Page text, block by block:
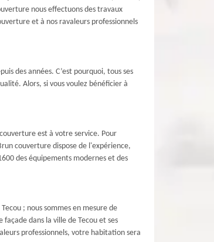
nous effectuons des travaux
et à nos ravaleurs professionnels
des années. C’est pourquoi, tous ses
Alors, si vous voulez bénéficier à
est à votre service. Pour
couverture dispose de l'expérience,
des équipements modernes et des
; nous sommes en mesure de
dans la ville de Tecou et ses
professionnels, votre habitation sera